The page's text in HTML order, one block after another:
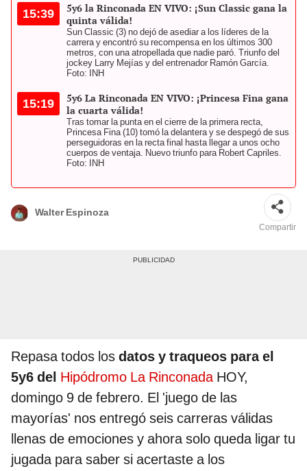
15:39
5y6 la Rinconada EN VIVO: ¡Sun Classic gana la
quinta válida!
Sun Classic (3) no dejó de asediar a los líderes de la
carrera y encontró su recompensa en los últimos 300
metros, con una atropellada que nadie paró. Triunfo del
jockey Larry Mejías y del entrenador Ramón García.
Foto: INH
15:19
5y6 La Rinconada EN VIVO: ¡Princesa Fina gana
la cuarta válida!
Tras tomar la punta en el cierre de la primera recta,
Princesa Fina (10) tomó la delantera y se despegó de sus
perseguidoras en la recta final hasta llegar a unos ocho
cuerpos de ventaja. Nuevo triunfo para Robert Capriles.
Foto: INH
Walter Espinoza
Compartir
Repasa todos los datos y traqueos para el
5y6 del Hipódromo La Rinconada HOY,
domingo 9 de febrero. El 'juego de las
mayorías' nos entregó seis carreras válidas
llenas de emociones y ahora solo queda ligar tu
jugada para saber si acertaste a los